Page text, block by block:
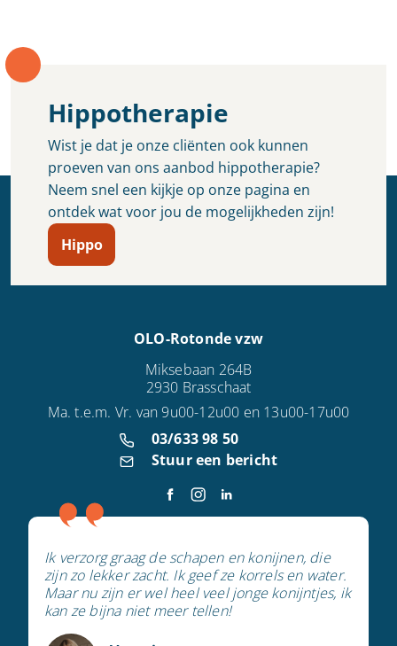
Hippotherapie
Wist je dat je onze cliënten ook kunnen
proeven van ons aanbod hippotherapie?
Neem snel een kijkje op onze pagina en
ontdek wat voor jou de mogelijkheden zijn!
Hippo
OLO-Rotonde vzw
Miksebaan 264B
2930 Brasschaat
Ma. t.e.m. Vr. van 9u00-12u00 en 13u00-17u00
03/633 98 50
Stuur een bericht
Ik verzorg graag de schapen en konijnen, die
zijn zo lekker zacht. Ik geef ze korrels en water.
Maar nu zijn er wel heel veel jonge konijntjes, ik
kan ze bijna niet meer tellen!